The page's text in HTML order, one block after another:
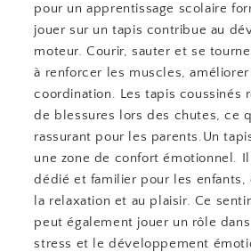
pour un apprentissage scolaire
jouer sur un tapis contribue au
moteur. Courir, sauter et se
à renforcer les muscles,
coordination. Les tapis coussinés
de blessures lors des chutes, ce
rassurant pour les parents.Un
une zone de confort émotionnel.
dédié et familier pour les enfants,
la relaxation et au plaisir. Ce
peut également jouer un rôle
stress et le développement